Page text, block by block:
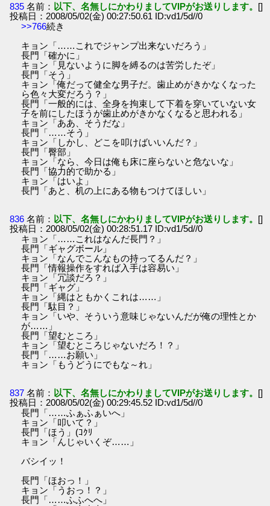
835 名前： 以下、名無しにかわりましてVIPがお送りします。 []
投稿日：2008/05/02(金) 00:27:50.61 ID:vd1/5d//0
>>766続き
キョン「……これでジャンプ出来ないだろう」
長門「確かに」
キョン「見ないように脚を縛るのは苦労したぞ」
長門「そう」
キョン「俺だって健全な男子だ。歯止めがきかなくなった
ら色々大変だろう？」
長門「一般的には、全身を拘束して下着を穿いていない女
子を前にしたほうが歯止めがきかなくなると思われる」
キョン「ああ、そうだな」
長門「……そう」
キョン「しかし、どこを叩けばいいんだ？」
長門「臀部」
キョン「なら、今日は俺も床に座らないと危ないな」
長門「協力的で助かる」
キョン「はいよ」
長門「あと、机の上にある物もつけてほしい」
836 名前： 以下、名無しにかわりましてVIPがお送りします。 []
投稿日：2008/05/02(金) 00:28:51.17 ID:vd1/5d//0
キョン「……これはなんだ長門？」
長門「ギャグボール」
キョン「なんでこんなもの持ってるんだ？」
長門「情報操作をすれば入手は容易い」
キョン「冗談だろ？」
長門「ギャグ」
キョン「縄はともかくこれは……」
長門「駄目？」
キョン「いや、そういう意味じゃないんだが俺の理性とか
が……」
長門「望むところ」
キョン「望むところじゃないだろ！？」
長門「……お願い」
キョン「もうどうにでもな～れ」
837 名前： 以下、名無しにかわりましてVIPがお送りします。 []
投稿日：2008/05/02(金) 00:29:45.52 ID:vd1/5d//0
長門「……ふぁふぁいへ」
キョン「叩いて？」
長門「ほう」(ｺｸﾘ
キョン「んじゃいくぞ……」
バシイッ！
長門「ほおっ！」
キョン「うおっ！？」
長門「……ふふへへ」